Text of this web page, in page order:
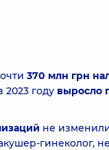
370 млн грн
2023 году выросло
не
гинеколог,